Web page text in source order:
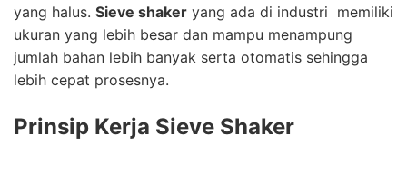
yang halus. Sieve shaker yang ada di industri memiliki
ukuran yang lebih besar dan mampu menampung
jumlah bahan lebih banyak serta otomatis sehingga
lebih cepat prosesnya.
Prinsip Kerja Sieve Shaker